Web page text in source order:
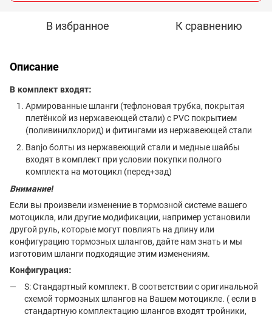
В избранное К сравнению
Описание
В комплект входят:
Армированные шланги (тефлоновая трубка, покрытая
плетёнкой из нержавеющей стали) с PVC покрытием
(поливинилхлорид) и фитингами из нержавеющей стали
Banjo болты из нержавеющий стали и медные шайбы
входят в комплект при условии покупки полного
комплекта на мотоцикл (перед+зад)
Внимание!
Если вы произвели изменение в тормозной системе вашего
мотоцикла, или другие модификации, например установили
другой руль, которые могут повлиять на длину или
конфигурацию тормозных шлангов, дайте нам знать и мы
изготовим шланги подходящие этим изменениям.
Конфигурация:
S: Стандартный комплект. В соответствии с оригинальной
схемой тормозных шлангов на Вашем мотоцикле. ( если в
стандартную комплектацию шлангов входят тройники,